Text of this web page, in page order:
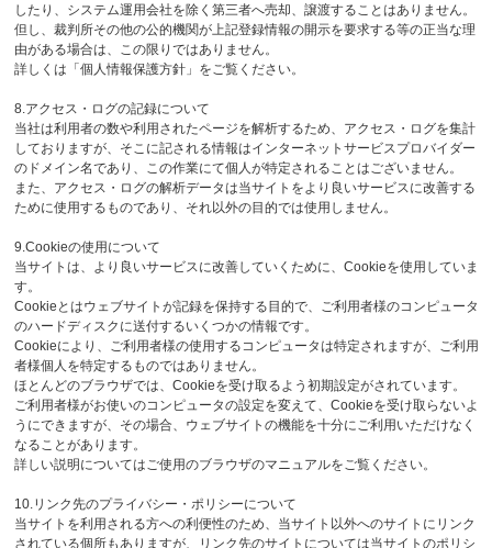
したり、システム運用会社を除く第三者へ売却、譲渡することはありません。
但し、裁判所その他の公的機関が上記登録情報の開示を要求する等の正当な理
由がある場合は、この限りではありません。
詳しくは「個人情報保護方針」をご覧ください。
8.アクセス・ログの記録について
当社は利用者の数や利用されたページを解析するため、アクセス・ログを集計
しておりますが、そこに記される情報はインターネットサービスプロバイダー
のドメイン名であり、この作業にて個人が特定されることはございません。
また、アクセス・ログの解析データは当サイトをより良いサービスに改善する
ために使用するものであり、それ以外の目的では使用しません。
9.Cookieの使用について
当サイトは、より良いサービスに改善していくために、Cookieを使用していま
す。
Cookieとはウェブサイトが記録を保持する目的で、ご利用者様のコンピュータ
のハードディスクに送付するいくつかの情報です。
Cookieにより、ご利用者様の使用するコンピュータは特定されますが、ご利用
者様個人を特定するものではありません。
ほとんどのブラウザでは、Cookieを受け取るよう初期設定がされています。
ご利用者様がお使いのコンピュータの設定を変えて、Cookieを受け取らないよ
うにできますが、その場合、ウェブサイトの機能を十分にご利用いただけなく
なることがあります。
詳しい説明についてはご使用のブラウザのマニュアルをご覧ください。
10.リンク先のプライバシー・ポリシーについて
当サイトを利用される方への利便性のため、当サイト以外へのサイトにリンク
されている個所もありますが、リンク先のサイトについては当サイトのポリシ